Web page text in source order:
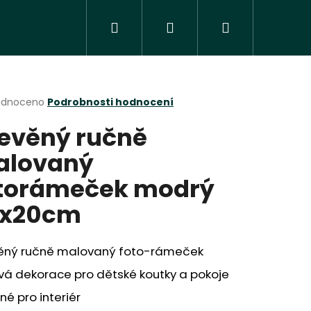
Hledat PřihlášeníNákupní
Podrobnosti hodnocení
ručně
modrý
ručně malovaný foto-rámeček
dekorace pro dětské koutky a pokoje
pro interiér
Následující